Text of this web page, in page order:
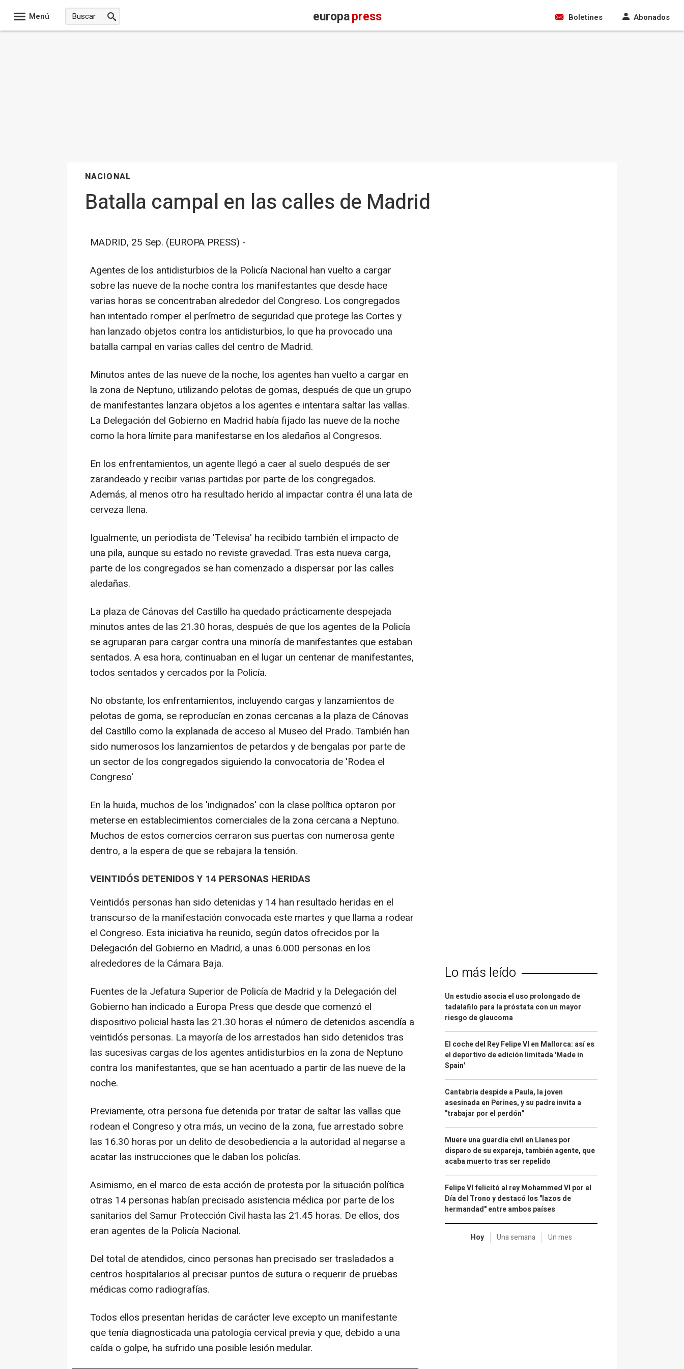
Menú europapress Boletines Abonados
NACIONAL
Batalla campal en las calles de Madrid
MADRID, 25 Sep. (EUROPA PRESS) -
Agentes de los antidisturbios de la Policía Nacional han vuelto a cargar
sobre las nueve de la noche contra los manifestantes que desde hace
varias horas se concentraban alrededor del Congreso. Los congregados
han intentado romper el perímetro de seguridad que protege las Cortes y
han lanzado objetos contra los antidisturbios, lo que ha provocado una
batalla campal en varias calles del centro de Madrid.
Minutos antes de las nueve de la noche, los agentes han vuelto a cargar en
la zona de Neptuno, utilizando pelotas de gomas, después de que un grupo
de manifestantes lanzara objetos a los agentes e intentara saltar las vallas.
La Delegación del Gobierno en Madrid había fijado las nueve de la noche
como la hora límite para manifestarse en los aledaños al Congresos.
En los enfrentamientos, un agente llegó a caer al suelo después de ser
zarandeado y recibir varias partidas por parte de los congregados.
Además, al menos otro ha resultado herido al impactar contra él una lata de
cerveza llena.
Igualmente, un periodista de 'Televisa' ha recibido también el impacto de
una pila, aunque su estado no reviste gravedad. Tras esta nueva carga,
parte de los congregados se han comenzado a dispersar por las calles
aledañas.
La plaza de Cánovas del Castillo ha quedado prácticamente despejada
minutos antes de las 21.30 horas, después de que los agentes de la Policía
se agruparan para cargar contra una minoría de manifestantes que estaban
sentados. A esa hora, continuaban en el lugar un centenar de manifestantes,
todos sentados y cercados por la Policía.
No obstante, los enfrentamientos, incluyendo cargas y lanzamientos de
pelotas de goma, se reproducían en zonas cercanas a la plaza de Cánovas
del Castillo como la explanada de acceso al Museo del Prado. También han
sido numerosos los lanzamientos de petardos y de bengalas por parte de
un sector de los congregados siguiendo la convocatoria de 'Rodea el
Congreso'
En la huida, muchos de los 'indignados' con la clase política optaron por
meterse en establecimientos comerciales de la zona cercana a Neptuno.
Muchos de estos comercios cerraron sus puertas con numerosa gente
dentro, a la espera de que se rebajara la tensión.
VEINTIDÓS DETENIDOS Y 14 PERSONAS HERIDAS
Veintidós personas han sido detenidas y 14 han resultado heridas en el
transcurso de la manifestación convocada este martes y que llama a rodear
el Congreso. Esta iniciativa ha reunido, según datos ofrecidos por la
Delegación del Gobierno en Madrid, a unas 6.000 personas en los
alrededores de la Cámara Baja.
Fuentes de la Jefatura Superior de Policía de Madrid y la Delegación del
Gobierno han indicado a Europa Press que desde que comenzó el
dispositivo policial hasta las 21.30 horas el número de detenidos ascendía a
veintidós personas. La mayoría de los arrestados han sido detenidos tras
las sucesivas cargas de los agentes antidisturbios en la zona de Neptuno
contra los manifestantes, que se han acentuado a partir de las nueve de la
noche.
Previamente, otra persona fue detenida por tratar de saltar las vallas que
rodean el Congreso y otra más, un vecino de la zona, fue arrestado sobre
las 16.30 horas por un delito de desobediencia a la autoridad al negarse a
acatar las instrucciones que le daban los policías.
Asimismo, en el marco de esta acción de protesta por la situación política
otras 14 personas habían precisado asistencia médica por parte de los
sanitarios del Samur Protección Civil hasta las 21.45 horas. De ellos, dos
eran agentes de la Policía Nacional.
Del total de atendidos, cinco personas han precisado ser trasladados a
centros hospitalarios al precisar puntos de sutura o requerir de pruebas
médicas como radiografías.
Todos ellos presentan heridas de carácter leve excepto un manifestante
que tenía diagnosticada una patología cervical previa y que, debido a una
caída o golpe, ha sufrido una posible lesión medular.
Lo más leído
Un estudio asocia el uso prolongado de
tadalafilo para la próstata con un mayor
riesgo de glaucoma
El coche del Rey Felipe VI en Mallorca: así es
el deportivo de edición limitada 'Made in
Spain'
Cantabria despide a Paula, la joven
asesinada en Perines, y su padre invita a
"trabajar por el perdón"
Muere una guardia civil en Llanes por
disparo de su expareja, también agente, que
acaba muerto tras ser repelido
Felipe VI felicitó al rey Mohammed VI por el
Día del Trono y destacó los "lazos de
hermandad" entre ambos países
Hoy Una semana Un mes